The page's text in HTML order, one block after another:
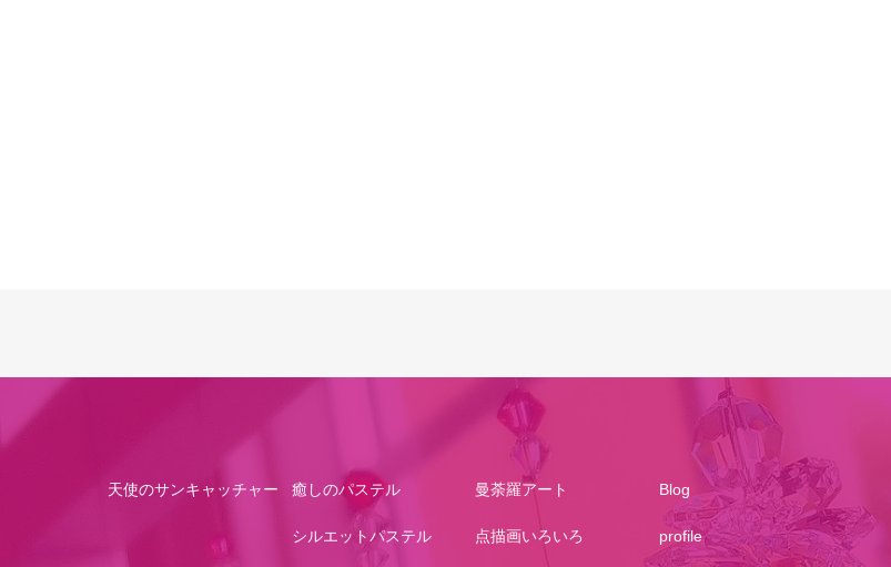
天使のサンキャッチャー 癒しのパステル
シルエットパステル
曼荼羅アート
点描画いろいろ
Blog
profile